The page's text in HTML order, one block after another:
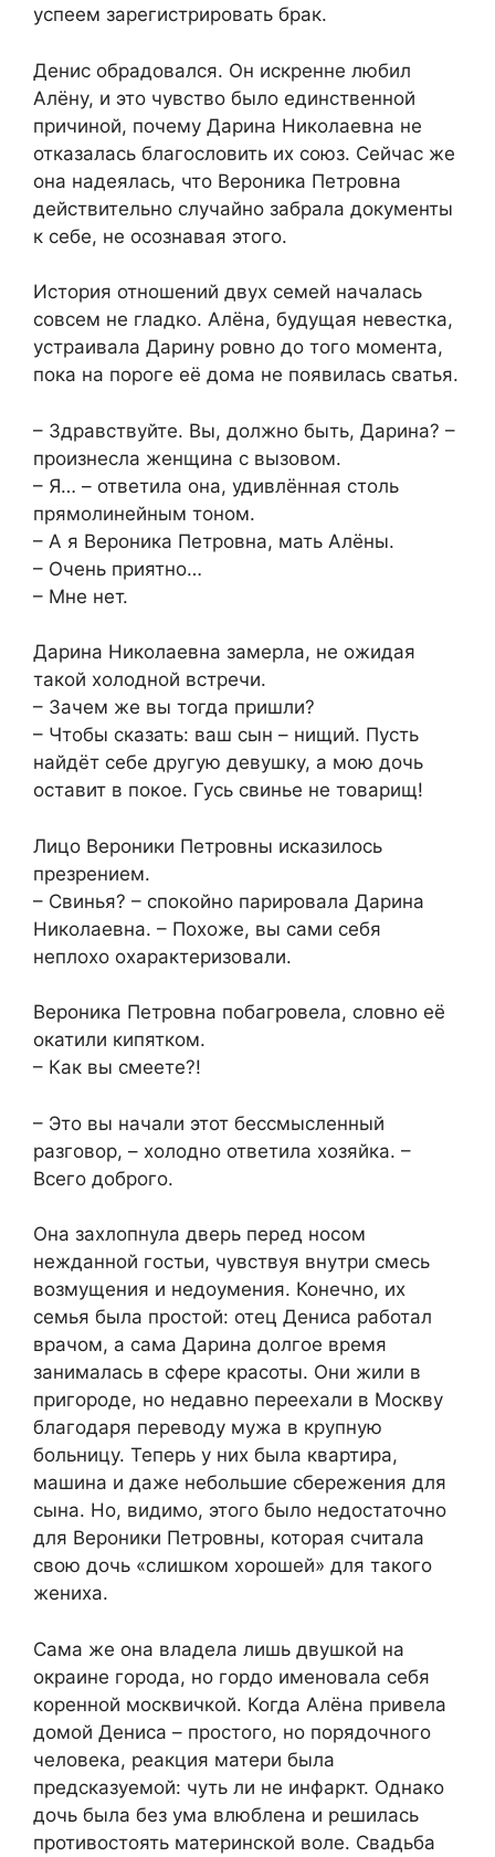
успеем зарегистрировать брак.
Денис обрадовался. Он искренне любил
Алёну, и это чувство было единственной
причиной, почему Дарина Николаевна не
отказалась благословить их союз. Сейчас же
она надеялась, что Вероника Петровна
действительно случайно забрала документы
к себе, не осознавая этого.
История отношений двух семей началась
совсем не гладко. Алёна, будущая невестка,
устраивала Дарину ровно до того момента,
пока на пороге её дома не появилась сватья.
– Здравствуйте. Вы, должно быть, Дарина? –
произнесла женщина с вызовом.
– Я… – ответила она, удивлённая столь
прямолинейным тоном.
– А я Вероника Петровна, мать Алёны.
– Очень приятно…
– Мне нет.
Дарина Николаевна замерла, не ожидая
такой холодной встречи.
– Зачем же вы тогда пришли?
– Чтобы сказать: ваш сын – нищий. Пусть
найдёт себе другую девушку, а мою дочь
оставит в покое. Гусь свинье не товарищ!
Лицо Вероники Петровны исказилось
презрением.
– Свинья? – спокойно парировала Дарина
Николаевна. – Похоже, вы сами себя
неплохо охарактеризовали.
Вероника Петровна побагровела, словно её
окатили кипятком.
– Как вы смеете?!
– Это вы начали этот бессмысленный
разговор, – холодно ответила хозяйка. –
Всего доброго.
Она захлопнула дверь перед носом
нежданной гостьи, чувствуя внутри смесь
возмущения и недоумения. Конечно, их
семья была простой: отец Дениса работал
врачом, а сама Дарина долгое время
занималась в сфере красоты. Они жили в
пригороде, но недавно переехали в Москву
благодаря переводу мужа в крупную
больницу. Теперь у них была квартира,
машина и даже небольшие сбережения для
сына. Но, видимо, этого было недостаточно
для Вероники Петровны, которая считала
свою дочь «слишком хорошей» для такого
жениха.
Сама же она владела лишь двушкой на
окраине города, но гордо именовала себя
коренной москвичкой. Когда Алёна привела
домой Дениса – простого, но порядочного
человека, реакция матери была
предсказуемой: чуть ли не инфаркт. Однако
дочь была без ума влюблена и решилась
противостоять материнской воле. Свадьба